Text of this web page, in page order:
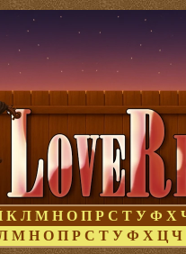
К Л М Н О П Р С Т У Ф Х
М Н О П Р С Т У Ф Х Ц Ч